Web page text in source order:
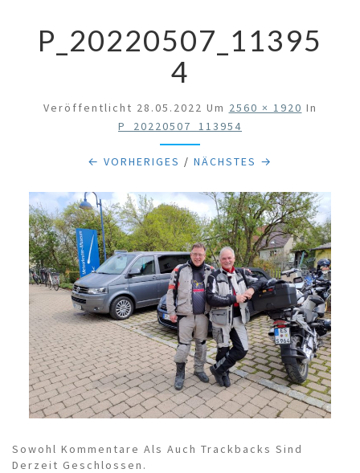
P_20220507_11395
4
Veröffentlicht 28.05.2022 Um 2560 × 1920 In
P_20220507_113954
← VORHERIGES / NÄCHSTES →
Sowohl Kommentare Als Auch Trackbacks Sind
Derzeit Geschlossen.